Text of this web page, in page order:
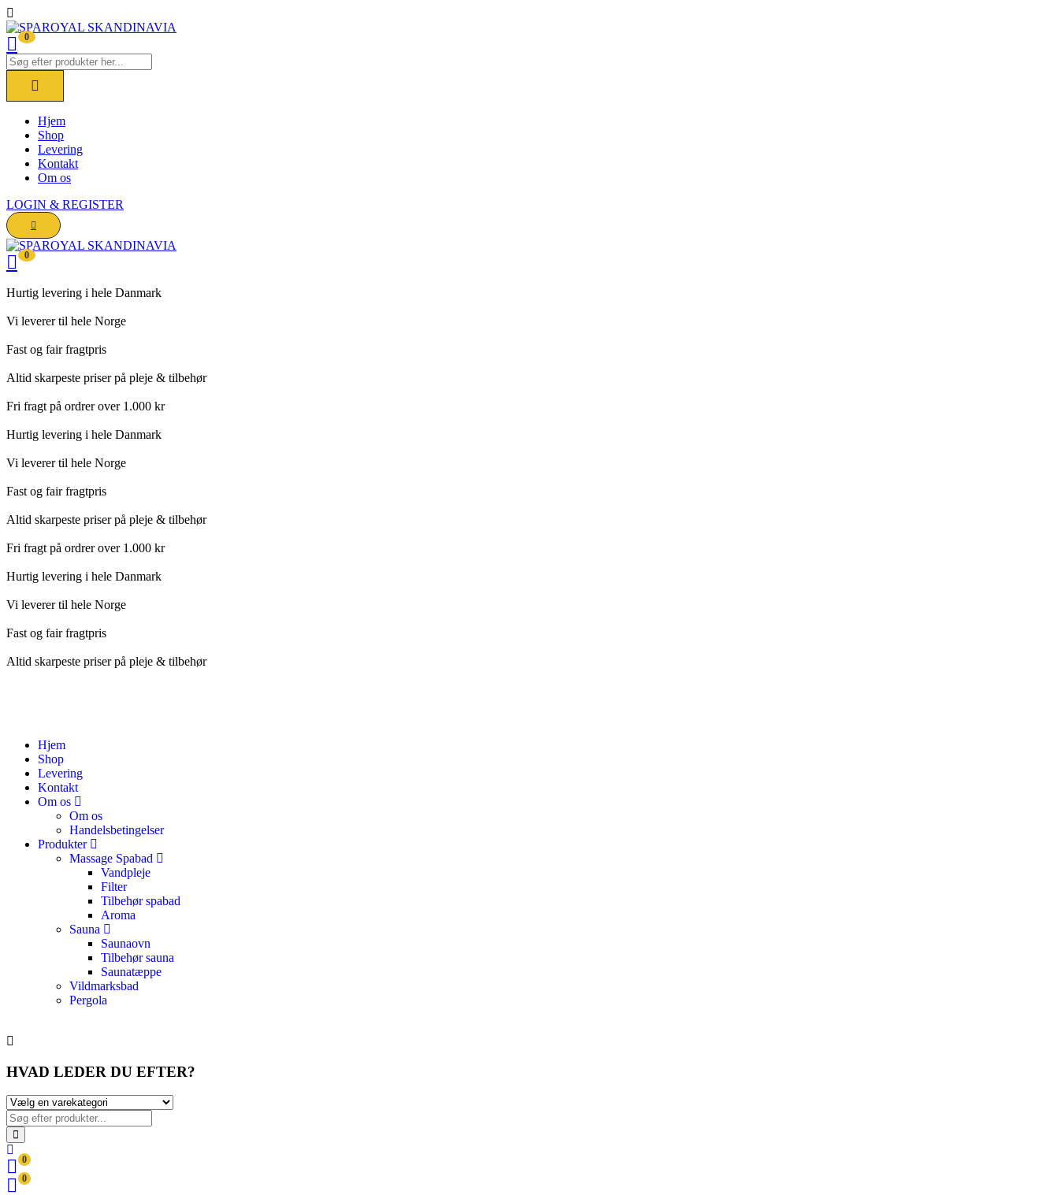
0
Hjem
Shop
Levering
Kontakt
Om os
LOGIN & REGISTER
0
Hurtig levering i hele Danmark
Vi leverer til hele Norge
Fast og fair fragtpris
Altid skarpeste priser på pleje & tilbehør
Fri fragt på ordrer over 1.000 kr
Hurtig levering i hele Danmark
Vi leverer til hele Norge
Fast og fair fragtpris
Altid skarpeste priser på pleje & tilbehør
Fri fragt på ordrer over 1.000 kr
Hurtig levering i hele Danmark
Vi leverer til hele Norge
Fast og fair fragtpris
Altid skarpeste priser på pleje & tilbehør
Hjem
Shop
Levering
Kontakt
Om os
Om os
Handelsbetingelser
Produkter
Massage Spabad
Vandpleje
Filter
Tilbehør spabad
Aroma
Sauna
Saunaovn
Tilbehør sauna
Saunatæppe
Vildmarksbad
Pergola
HVAD LEDER DU EFTER?
0
0